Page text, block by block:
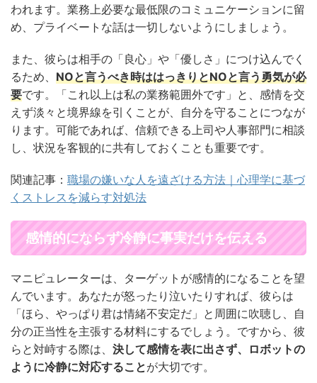
われます。業務上必要な最低限のコミュニケーションに留
め、プライベートな話は一切しないようにしましょう。
また、彼らは相手の「良心」や「優しさ」につけ込んでく
るため、 NOと言うべき時ははっきりとNOと言う勇気が必
要です。「これ以上は私の業務範囲外です」と、感情を交
えず淡々と境界線を引くことが、自分を守ることにつなが
ります。可能であれば、信頼できる上司や人事部門に相談
し、状況を客観的に共有しておくことも重要です。
関連記事： 職場の嫌いな人を遠ざける方法｜心理学に基づ
くストレスを減らす対処法
感情的にならず冷静に事実だけを伝える
マニピュレーターは、ターゲットが感情的になることを望
んでいます。あなたが怒ったり泣いたりすれば、彼らは
「ほら、やっぱり君は情緒不安定だ」と周囲に吹聴し、自
分の正当性を主張する材料にするでしょう。ですから、彼
らと対峙する際は、 決して感情を表に出さず、ロボットの
ように冷静に対応することが大切です。